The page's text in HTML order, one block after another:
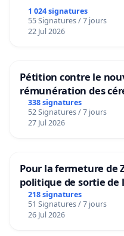
1 024 signatures
55 Signatures / 7 jours
22 Jul 2026
Pétition contre le
rémunération des
granum basé sur la
338 signatures
52 Signatures / 7 jours
27 Jul 2026
Pour la fermeture de
politique de sortie de
218 signatures
51 Signatures / 7 jours
26 Jul 2026